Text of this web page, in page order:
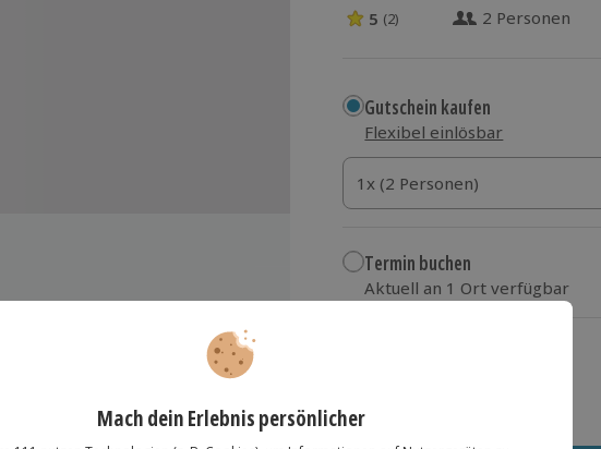
5 Sterne von 5 aus 2 Bewertungen
5 (2) 2 Personen
Gutschein kaufen
Flexibel einlösbar
1x (2 Personen)
1x (2 Personen)
1x (2 Personen)
Termin buchen
Aktuell an 1 Ort verfügbar
Oberhausen Neue Mitte